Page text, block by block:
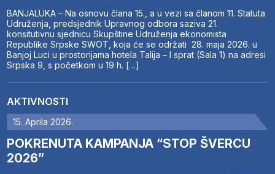
BANJALUKA – Na osnovu člana 15., a u vezi sa članom 11. Statuta
Udruženja, predsjednik Upravnog odbora saziva 21.
konsitutivnu sjednicu Skupštine Udruženja ekonomista
Republike Srpske SWOT, koja će se održati 28. maja 2026. u
Banjoj Luci u prostorijama hotela Talija – I sprat (Sala 1) na adresi
Srpska 9, s početkom u 19 h. […]
AKTIVNOSTI
15. Aprila 2026.
POKRENUTA KAMPANJA “STOP ŠVERCU
2026”